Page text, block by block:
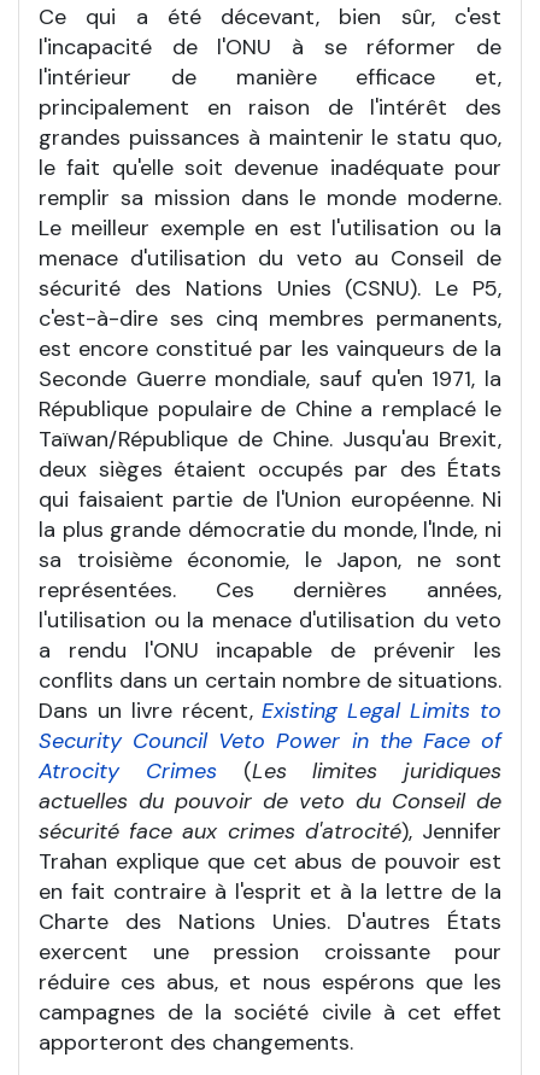
Ce qui a été décevant, bien sûr, c'est
l'incapacité de l'ONU à se réformer de
l'intérieur de manière efficace et,
principalement en raison de l'intérêt des
grandes puissances à maintenir le statu quo,
le fait qu'elle soit devenue inadéquate pour
remplir sa mission dans le monde moderne.
Le meilleur exemple en est l'utilisation ou la
menace d'utilisation du veto au Conseil de
sécurité des Nations Unies (CSNU). Le P5,
c'est-à-dire ses cinq membres permanents,
est encore constitué par les vainqueurs de la
Seconde Guerre mondiale, sauf qu'en 1971, la
République populaire de Chine a remplacé le
Taïwan/République de Chine. Jusqu'au Brexit,
deux sièges étaient occupés par des États
qui faisaient partie de l'Union européenne. Ni
la plus grande démocratie du monde, l'Inde, ni
sa troisième économie, le Japon, ne sont
représentées. Ces dernières années,
l'utilisation ou la menace d'utilisation du veto
a rendu l'ONU incapable de prévenir les
conflits dans un certain nombre de situations.
Dans un livre récent,Existing Legal Limits to
Security Council Veto Power in the Face of
Atrocity Crimes(Les limites juridiques
actuelles du pouvoir de veto du Conseil de
sécurité face aux crimes d'atrocité), Jennifer
Trahan explique que cet abus de pouvoir est
en fait contraire à l'esprit et à la lettre de la
Charte des Nations Unies. D'autres États
exercent une pression croissante pour
réduire ces abus, et nous espérons que les
campagnes de la société civile à cet effet
apporteront des changements.